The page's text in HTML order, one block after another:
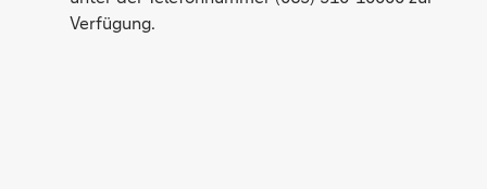
Verfügung.